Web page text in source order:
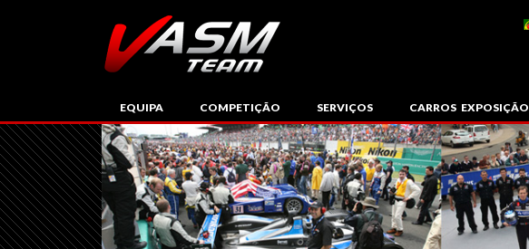
EQUIPA COMPETIÇÃO SERVIÇOS CARROS EXPOSIÇÃO